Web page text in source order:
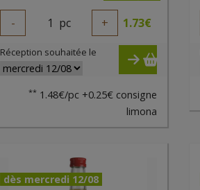
- 1 pc + 1.73€
Réception souhaitée le
** 1.48€/pc +0.25€ consigne
limona
dès mercredi 12/08